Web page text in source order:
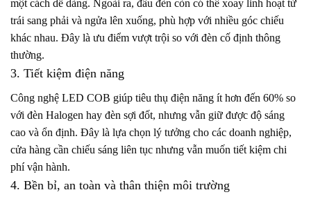
một cách dễ dàng. Ngoài ra, đầu đèn còn có thể xoay linh hoạt từ
trái sang phải và ngửa lên xuống, phù hợp với nhiều góc chiếu
khác nhau. Đây là ưu điểm vượt trội so với đèn cố định thông
thường.
3. Tiết kiệm điện năng
Công nghệ LED COB giúp tiêu thụ điện năng ít hơn đến 60% so
với đèn Halogen hay đèn sợi đốt, nhưng vẫn giữ được độ sáng
cao và ổn định. Đây là lựa chọn lý tưởng cho các doanh nghiệp,
cửa hàng cần chiếu sáng liên tục nhưng vẫn muốn tiết kiệm chi
phí vận hành.
4. Bền bỉ, an toàn và thân thiện môi trường